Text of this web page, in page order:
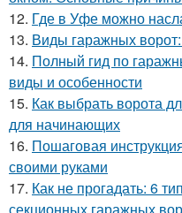
12. Где в Уфе можно
13. Виды гаражных
14. Полный гид по
виды и особенности
15. Как выбрать ворота
для начинающих
16. Пошаговая
своими руками
17. Как не прогадать: 6